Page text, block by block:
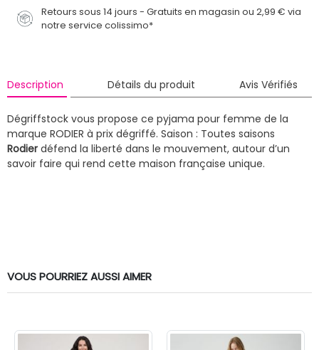
Retours sous 14 jours - Gratuits en magasin ou 2,99 € via
notre service colissimo*
Description Détails du produit Avis Vérifiés
Dégriffstock vous propose ce pyjama pour femme de la
marque RODIER à prix dégriffé. Saison : Toutes saisons
Rodier défend la liberté dans le mouvement, autour d’un
savoir faire qui rend cette maison française unique.
VOUS POURRIEZ AUSSI AIMER